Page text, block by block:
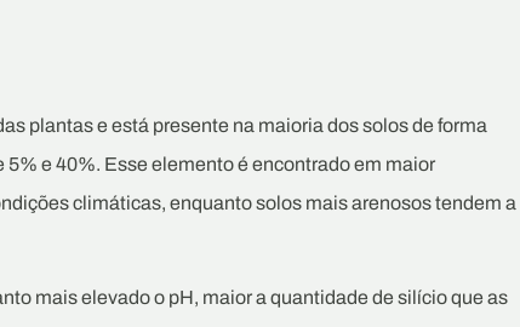
plantas e está presente na maioria dos solos de forma
e 40%. Esse elemento é encontrado em maior
climáticas, enquanto solos mais arenosos tendem a
mais elevado o pH, maior a quantidade de silício que as